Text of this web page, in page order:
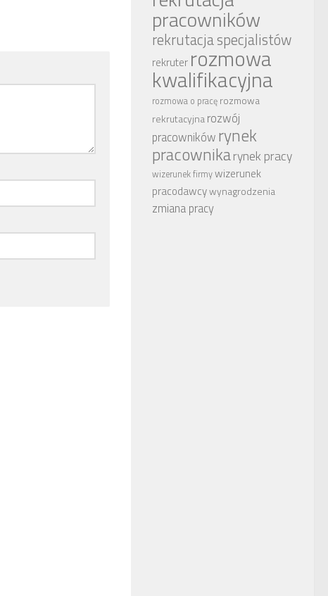
pracowników
rekrutacja specjalistów
rekruter rozmowa
kwalifikacyjna
rozmowa o pracę rozmowa
rekrutacyjnarozwój
pracowników rynek
pracownikarynek pracy
wizerunek firmywizerunek
pracodawcywynagrodzenia
zmiana pracy